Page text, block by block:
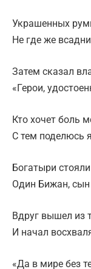
Украшенных
Не где же
Затем сказал
«Герои,
Кто хочет боль
С тем поделюсь
Богатыри
Один Бижан, сын
Вдруг вышел из
И начал
«Да в мире без